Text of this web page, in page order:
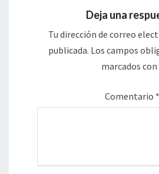
Deja una
Tu dirección de correo
publicada. Los campos
marcados con
Comentario *